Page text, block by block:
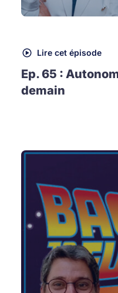
Lire cet épisode
Ep. 65 :
demain